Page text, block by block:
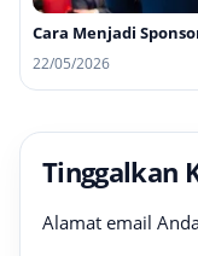
Cara Menjadi
22/05/2026
Tinggalkan
Alamat email